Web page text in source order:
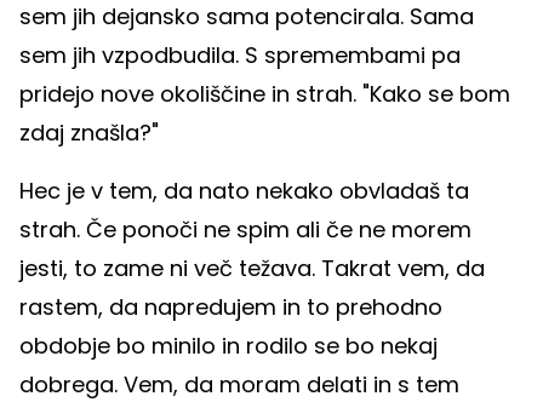
sem jih dejansko sama potencirala. Sama
sem jih vzpodbudila. S spremembami pa
pridejo nove okoliščine in strah. "Kako se bom
zdaj znašla?"
Hec je v tem, da nato nekako obvladaš ta
strah. Če ponoči ne spim ali če ne morem
jesti, to zame ni več težava. Takrat vem, da
rastem, da napredujem in to prehodno
obdobje bo minilo in rodilo se bo nekaj
dobrega. Vem, da moram delati in s tem